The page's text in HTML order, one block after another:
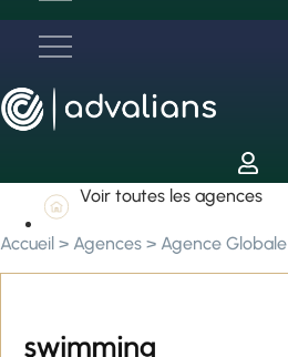
Voir toutes les agences
Accueil > Agences > Agence Globale